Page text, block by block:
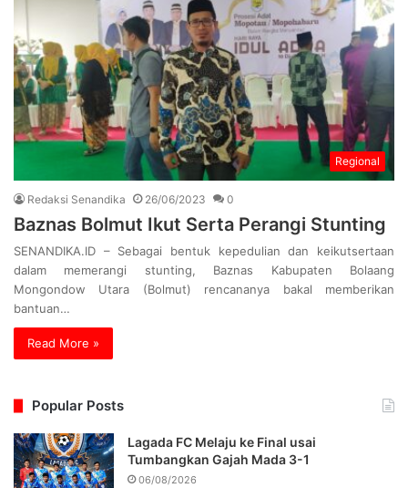
Regional
Redaksi Senandika 26/06/2023 0
Baznas Bolmut Ikut Serta Perangi Stunting
SENANDIKA.ID – Sebagai bentuk kepedulian dan keikutsertaan
dalam memerangi stunting, Baznas Kabupaten Bolaang
Mongondow Utara (Bolmut) rencananya bakal memberikan
bantuan…
Read More »
Popular Posts
Lagada FC Melaju ke Final usai
Tumbangkan Gajah Mada 3-1
06/08/2026